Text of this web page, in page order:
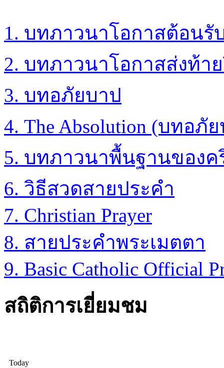
1. บทภาวนาโอกาสต้อนรั
2. บทภาวนาโอกาสส่งท้า
3. บทอภัยบาป
4. The Absolution (บทอ
5. บทภาวนาพื้นฐานของ
6. วิธีสวดสายประคำ
7. Christian Prayer
8. สายประคำพระเมตตา
9. Basic Catholic Official
สถิติการเยี่ยมชม
Today